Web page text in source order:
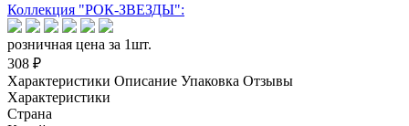
Коллекция "РОК-ЗВЕЗДЫ":
розничная цена за 1шт.
308 ₽
Характеристики Описание Упаковка Отзывы
Характеристики
Страна